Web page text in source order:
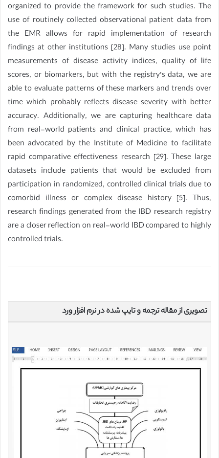
organized to provide the framework for such studies. The
use of routinely collected observational patient data from
the EMR allows for rapid implementation of research
findings at other institutions [28]. Many studies use point
measurements of disease activity indices, quality of life
scores, or biomarkers, but with the registry’s data, we are
able to evaluate patterns of these markers and trends over
time which probably reflects disease severity with better
accuracy. Additionally, we are capturing healthcare data
from real-world patients and clinical practice, which has
been advocated by the Institute of Medicine to facilitate
rapid comparative effectiveness research [29]. These large
datasets include patients that would be excluded from
participation in randomized, controlled clinical trials due to
comorbid illness or complex disease history [5]. Thus,
research findings generated from the IBD research registry
are a closer reflection on real-world IBD compared to highly
controlled trials.
تصویری از مقاله ترجمه و تایپ شده در نرم افزار ورد